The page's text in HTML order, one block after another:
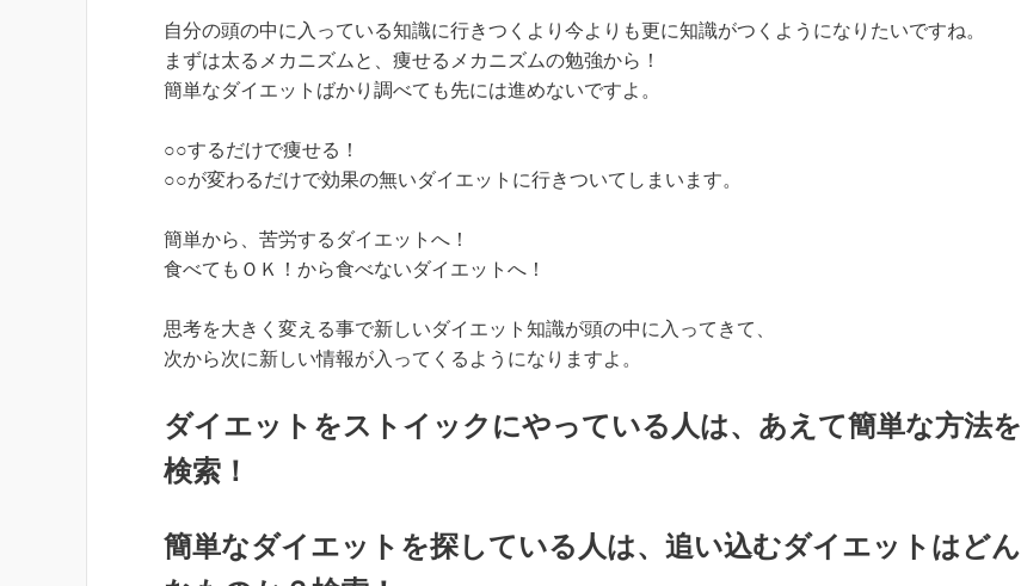
自分の頭の中に入っている知識に行きつくより今よりも更に知識がつくようになりたいですね。
まずは太るメカニズムと、痩せるメカニズムの勉強から！
簡単なダイエットばかり調べても先には進めないですよ。
○○するだけで痩せる！
○○が変わるだけで効果の無いダイエットに行きついてしまいます。
簡単から、苦労するダイエットへ！
食べてもＯＫ！から食べないダイエットへ！
思考を大きく変える事で新しいダイエット知識が頭の中に入ってきて、
次から次に新しい情報が入ってくるようになりますよ。
ダイエットをストイックにやっている人は、あえて簡単な方法を
検索！
簡単なダイエットを探している人は、追い込むダイエットはどん